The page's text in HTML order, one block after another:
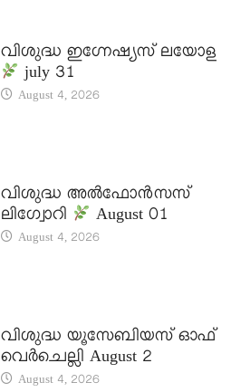
വിശുദ്ധ ഇഗ്നേഷ്യസ് ലയോള
july 31
August 4, 2026
വിശുദ്ധ അൽഫോൻസസ്
ലിഗ്വോറി
August 01
August 4, 2026
വിശുദ്ധ യൂസേബിയസ് ഓഫ്
വെർചെല്ലി August 2
August 4, 2026